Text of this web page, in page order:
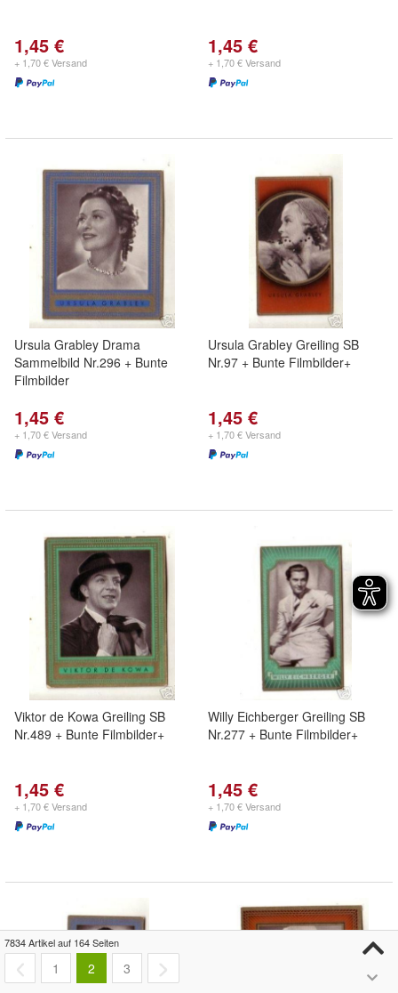
1,45 €
+ 1,70 € Versand
1,45 €
+ 1,70 € Versand
Ursula Grabley Drama
Sammelbild Nr.296 + Bunte
Filmbilder
1,45 €
+ 1,70 € Versand
Ursula Grabley Greiling SB
Nr.97 + Bunte Filmbilder+
1,45 €
+ 1,70 € Versand
Viktor de Kowa Greiling SB
Nr.489 + Bunte Filmbilder+
1,45 €
+ 1,70 € Versand
Willy Eichberger Greiling SB
Nr.277 + Bunte Filmbilder+
1,45 €
+ 1,70 € Versand
7834 Artikel auf 164 Seiten
1 2 3